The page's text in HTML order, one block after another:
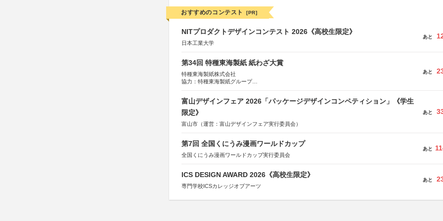
おすすめのコンテスト [PR]
NITプロダクトデザインコンテスト 2026《高校生限定》
日本工業大学
あと
第34回 特種東海製紙 紙わざ大賞
特種東海製紙株式会社
協力：特種東海製紙グループ
あと
富山デザインフェア 2026「パッケージデザインコンペティション」《学生
限定》
富山市（運営：富山デザインフェア実行委員会）
あと
第7回 全国くにうみ漫画ワールドカップ
全国くにうみ漫画ワールドカップ実行委員会
あと
ICS DESIGN AWARD 2026《高校生限定》
専門学校ICSカレッジオブアーツ
あと